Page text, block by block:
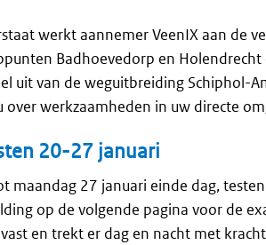
werkt aannemer VeenIX aan de
Badhoevedorp en Holendrecht
uit van de weguitbreiding Schiphol-
werkzaamheden in uw directe
20-27 januari
maandag 27 januari einde dag,
op de volgende pagina voor de
en trekt er dag en nacht met